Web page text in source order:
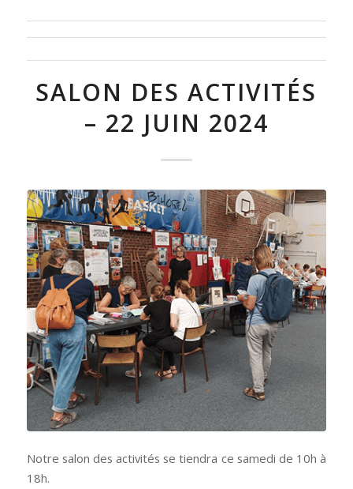
SALON DES ACTIVITÉS
– 22 JUIN 2024
Notre salon des activités se tiendra ce samedi de 10h à
18h.